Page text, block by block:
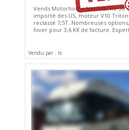
Vends Motorhome National RV 36'
importé des US, moteur V10
reclassé 7,5T. Nombreuses
hiver pour 3,6 K€ de facture.
Vendu par : rs